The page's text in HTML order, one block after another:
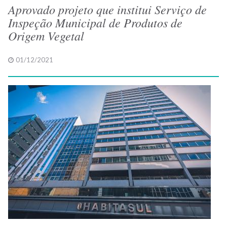
Aprovado projeto que institui Serviço de
Inspeção Municipal de Produtos de
Origem Vegetal
01/12/2021